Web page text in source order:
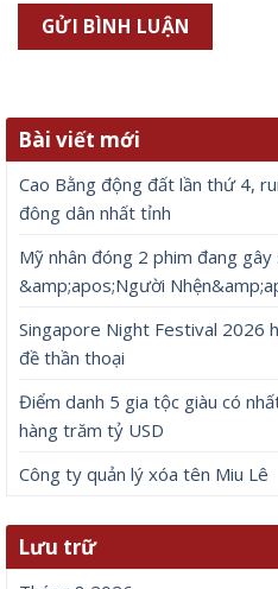
Bài viết mới
Cao Bằng động đất lần thứ 4,
đông dân nhất tỉnh
Mỹ nhân đóng 2 phim đang
&amp;apos;Người
Singapore Night Festival 2026
đề thần thoại
Điểm danh 5 gia tộc giàu có
hàng trăm tỷ USD
Công ty quản lý xóa tên Miu Lê
Lưu trữ